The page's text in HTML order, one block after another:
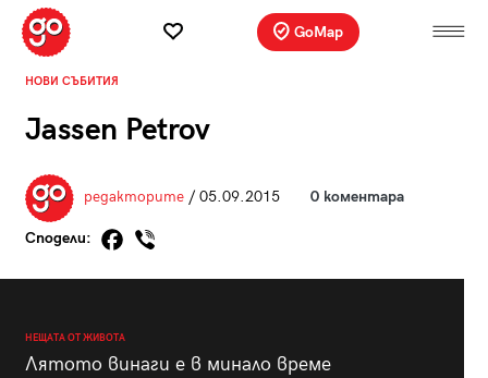
GoMap
НОВИ СЪБИТИЯ
Jassen Petrov
редакторите/ 05.09.2015 0 коментара
Сподели:
НЕЩАТА ОТ ЖИВОТА
Лятото винаги е в минало време